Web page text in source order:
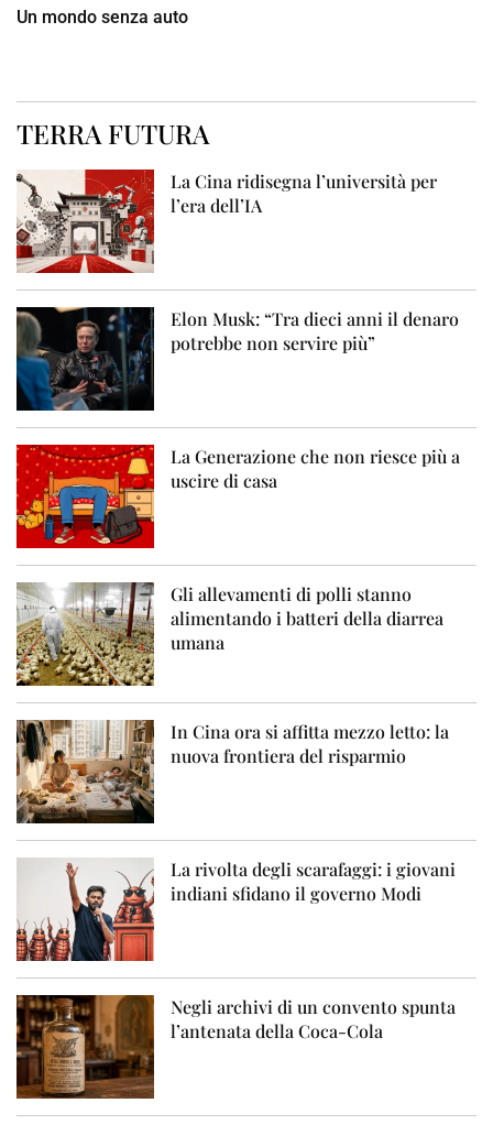
Un mondo senza auto
TERRA FUTURA
La Cina ridisegna l’università per
l’era dell’IA
Elon Musk: “Tra dieci anni il denaro
potrebbe non servire più”
La Generazione che non riesce più a
uscire di casa
Gli allevamenti di polli stanno
alimentando i batteri della diarrea
umana
In Cina ora si affitta mezzo letto: la
nuova frontiera del risparmio
La rivolta degli scarafaggi: i giovani
indiani sfidano il governo Modi
Negli archivi di un convento spunta
l’antenata della Coca-Cola